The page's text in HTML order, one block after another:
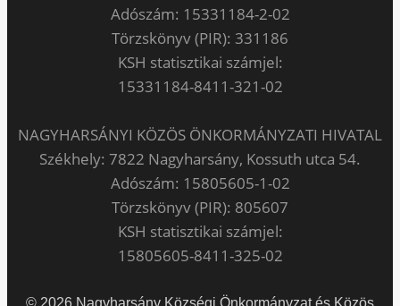
Adószám: 15331184-2-02
Törzskönyv (PIR): 331186
KSH statisztikai számjel:
15331184-8411-321-02
NAGYHARSÁNYI KÖZÖS ÖNKORMÁNYZATI HIVATAL
Székhely: 7822 Nagyharsány, Kossuth utca 54.
Adószám: 15805605-1-02
Törzskönyv (PIR): 805607
KSH statisztikai számjel:
15805605-8411-325-02
© 2026 Nagyharsány Községi Önkormányzat és Közös